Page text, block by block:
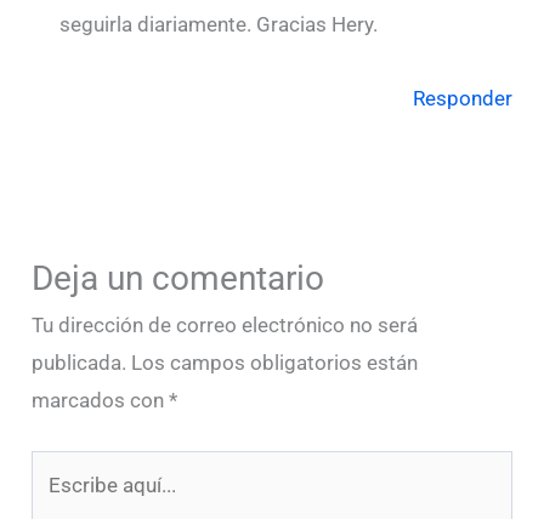
seguirla diariamente. Gracias Hery.
Responder
Deja un comentario
Tu dirección de correo electrónico no será
publicada. Los campos obligatorios están
marcados con*